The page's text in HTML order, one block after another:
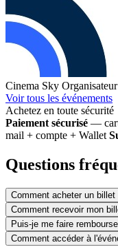
Cinema Sky
Voir tous les événements
Achetez en toute sécurité
Paiement sécurisé —
mail + compte + Wallet
Questions
Comment acheter un billet
Comment recevoir mon
Puis-je me faire
Comment accéder à